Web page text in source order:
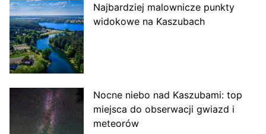
Najbardziej malownicze punkty
widokowe na Kaszubach
Nocne niebo nad Kaszubami: top
miejsca do obserwacji gwiazd i
meteorów